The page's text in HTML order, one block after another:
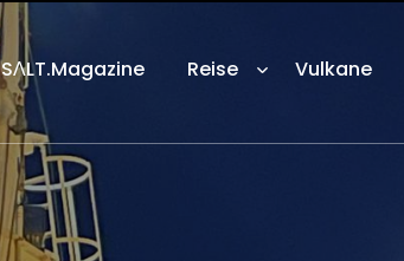
SΛLT.Magazine Reise Vulkane